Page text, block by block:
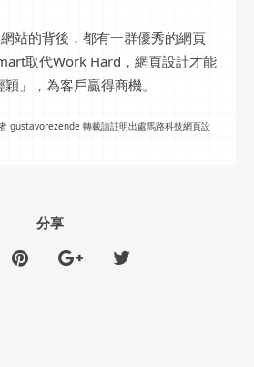
站的背後，都有一群優秀的網頁
取代Work Hard，網頁設計才能
」，為客戶贏得商機。
gustavorezende 轉載請註明出處馬路科技網頁設
分享